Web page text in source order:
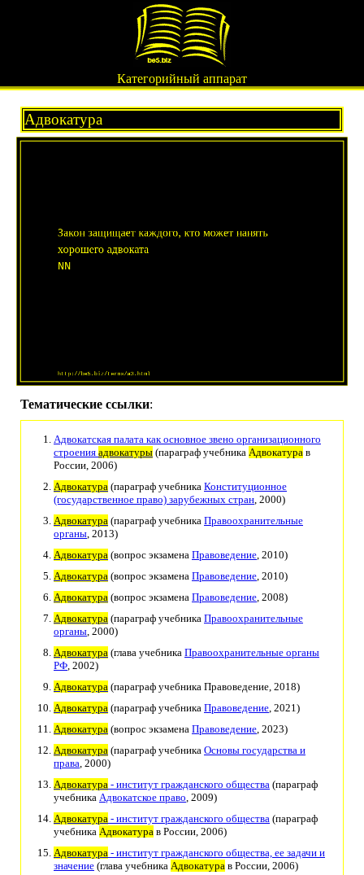
Категорийный аппарат
Адвокатура
Тематические ссылки:
Адвокатская палата как основное звено организационного
строения адвокатуры (параграф учебника Адвокатура в
России, 2006)
Адвокатура (параграф учебника Конституционное
(государственное право) зарубежных стран, 2000)
Адвокатура (параграф учебника Правоохранительные
органы, 2013)
Адвокатура (вопрос экзамена Правоведение, 2010)
Адвокатура (вопрос экзамена Правоведение, 2010)
Адвокатура (вопрос экзамена Правоведение, 2008)
Адвокатура (параграф учебника Правоохранительные
органы, 2000)
Адвокатура (глава учебника Правоохранительные органы
РФ, 2002)
Адвокатура (параграф учебника Правоведение, 2018)
Адвокатура (параграф учебника Правоведение, 2021)
Адвокатура (вопрос экзамена Правоведение, 2023)
Адвокатура (параграф учебника Основы государства и
права, 2000)
Адвокатура - институт гражданского общества (параграф
учебника Адвокатское право, 2009)
Адвокатура - институт гражданского общества (параграф
учебника Адвокатура в России, 2006)
Адвокатура - институт гражданского общества, ее задачи и
значение (глава учебника Адвокатура в России, 2006)